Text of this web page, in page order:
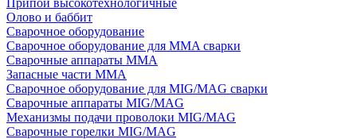
Припои высокотехнологичные
Олово и баббит
Сварочное оборудование
Сварочное оборудование для MMA сварки
Сварочные аппараты MMA
Запасные части MMA
Сварочное оборудование для MIG/MAG сварки
Сварочные аппараты MIG/MAG
Механизмы подачи проволоки MIG/MAG
Сварочные горелки MIG/MAG